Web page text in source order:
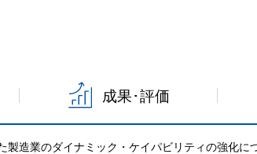
成果･評価
製造業のダイナミック・ケイパビリティの強化に